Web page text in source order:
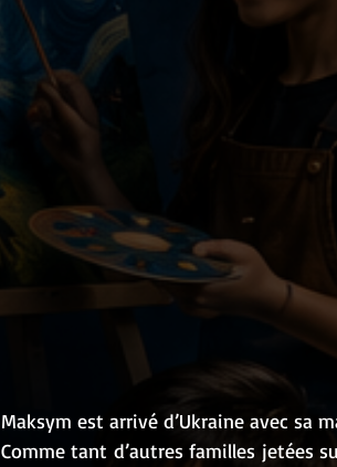
Maksym est arrivé d’Ukraine avec sa
Comme tant d’autres familles jetées